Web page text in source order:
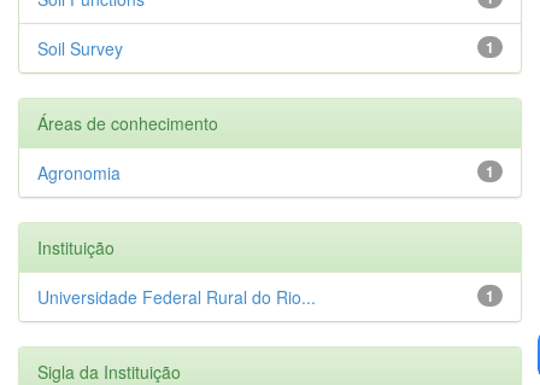
1
Soil Survey
Áreas de conhecimento
1
Agronomia
Instituição
1
Universidade Federal Rural do Rio...
Sigla da Instituição